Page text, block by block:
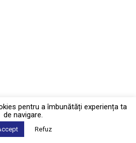
pentru a îmbunătăți experiența ta
de navigare.
Refuz